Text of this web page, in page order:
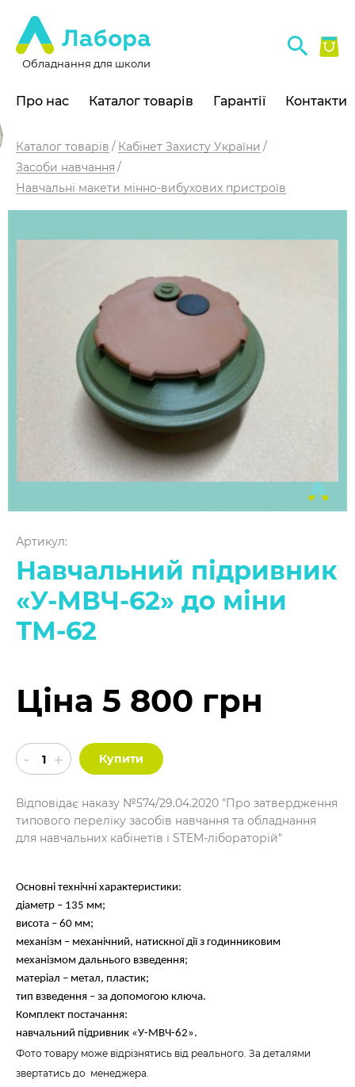
Обладнання для школи
Про нас Каталог товарів Гарантії Контакти
Каталог товарів
Кабінет Захисту України
Засоби навчання
Навчальні макети мінно-вибухових пристроїв
Артикул:
Навчальний підривник
«У-МВЧ-62» до міни
ТМ-62
Ціна 5 800 грн
Купити
Відповідає наказу №574/29.04.2020 "Про затвердження
типового переліку засобів навчання та обладнання
для навчальних кабінетів і STEM-лібораторій"
Основні технічні характеристики:
діаметр – 135 мм;
висота – 60 мм;
механізм – механічний, натискної дії з годинниковим
механізмом дальнього взведення;
матеріал – метал, пластик;
тип взведення – за допомогою ключа.
Комплект постачання:
навчальний підривник «У-МВЧ-62».
Фото товару може відрізнятись від реального. За деталями
звертатись до менеджера.